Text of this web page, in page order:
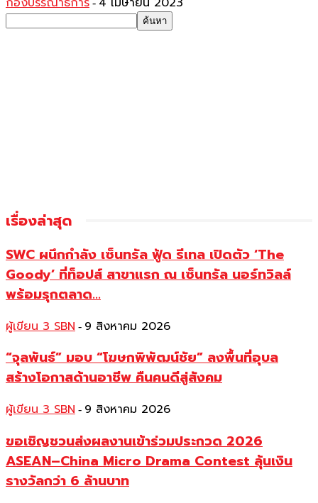
-
เรื่องล่าสุด
SWC ผนึกกำลัง เซ็นทรัล ฟู้ด รีเทล เปิดตัว ‘The
Goody’ ที่ท็อปส์ สาขาแรก ณ เซ็นทรัล นอร์ทวิลล์
พร้อมรุกตลาด...
ผู้เขียน 3 SBN - 9 สิงหาคม 2026
“จุลพันธ์” มอบ “โฆษกพิพัฒน์ชัย” ลงพื้นที่อุบล
สร้างโอกาสด้านอาชีพ คืนคนดีสู่สังคม
ผู้เขียน 3 SBN - 9 สิงหาคม 2026
ขอเชิญชวนส่งผลงานเข้าร่วมประกวด 2026
ASEAN–China Micro Drama Contest ลุ้นเงิน
รางวัลกว่า 6 ล้านบาท